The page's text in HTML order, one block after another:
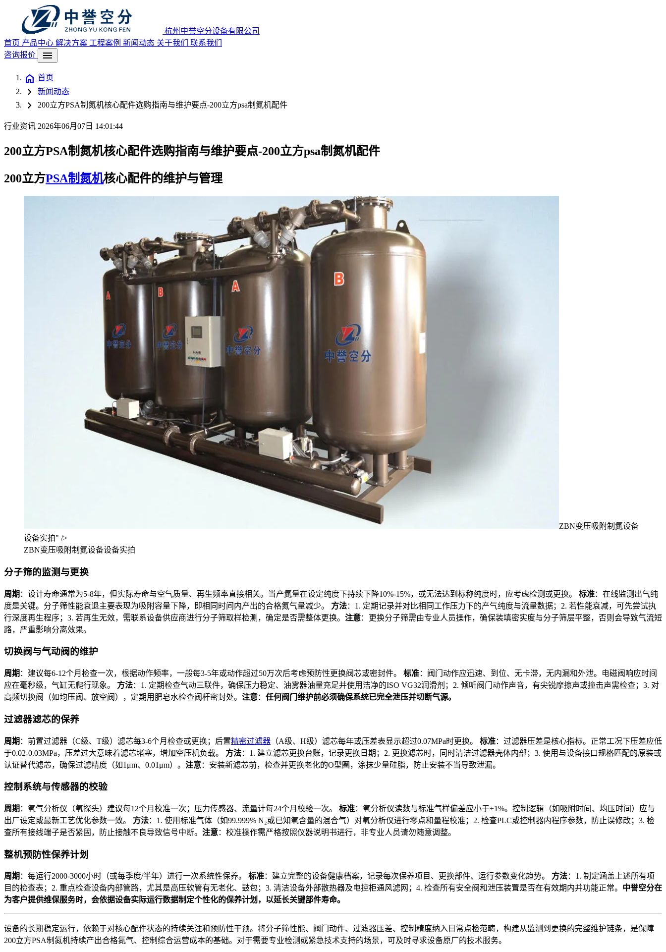
杭州中誉空分设备有限公司
首页 产品中心 解决方案 工程案例 新闻动态 关于我们 联系我们
咨询报价
menu
home 首页
chevron_right 新闻动态
chevron_right 200立方PSA制氮机核心配件选购指南与维护要点-200立方psa制氮机配件
行业资讯 2026年06月07日 14:01:44
200立方PSA制氮机核心配件选购指南与维护要点-200立方psa制氮机配件
200立方PSA制氮机核心配件的维护与管理
ZBN变压吸附制氮设备
设备实拍" />
ZBN变压吸附制氮设备设备实拍
分子筛的监测与更换
周期 ：设计寿命通常为5-8年，但实际寿命与空气质量、再生频率直接相关。当产氮量在设定纯度下持续下降10%-15%，或无法达到标称纯度时，应考虑检测或更换。 标准：在线监测出气纯
度是关键。分子筛性能衰退主要表现为吸附容量下降，即相同时间内产出的合格氮气量减少。 方法：1. 定期记录并对比相同工作压力下的产气纯度与流量数据；2. 若性能衰减，可先尝试执
行深度再生程序；3. 若再生无效，需联系设备供应商进行分子筛取样检测，确定是否需整体更换。 注意：更换分子筛需由专业人员操作，确保装填密实度与分子筛层平整，否则会导致气流短
路，严重影响分离效果。
切换阀与气动阀的维护
周期 ：建议每6-12个月检查一次，根据动作频率，一般每3-5年或动作超过50万次后考虑预防性更换阀芯或密封件。 标准：阀门动作应迅速、到位、无卡滞，无内漏和外泄。电磁阀响应时间
应在毫秒级，气缸无爬行现象。 方法：1. 定期检查气动三联件，确保压力稳定、油雾器油量充足并使用洁净的ISO VG32润滑剂；2. 倾听阀门动作声音，有尖锐摩擦声或撞击声需检查；3. 对
高频切换阀（如均压阀、放空阀），定期用肥皂水检查阀杆密封处。 注意： 任何阀门维护前必须确保系统已完全泄压并切断气源。
过滤器滤芯的保养
周期 ：前置过滤器（C级、T级）滤芯每3-6个月检查或更换；后置精密过滤器 （A级、H级）滤芯每年或压差表显示超过0.07MPa时更换。 标准：过滤器压差是核心指标。正常工况下压差应低
于0.02-0.03MPa，压差过大意味着滤芯堵塞，增加空压机负载。 方法：1. 建立滤芯更换台账，记录更换日期；2. 更换滤芯时，同时清洁过滤器壳体内部；3. 使用与设备接口规格匹配的原装或
认证替代滤芯，确保过滤精度（如1μm、0.01μm）。 注意：安装新滤芯前，检查并更换老化的O型圈，涂抹少量硅脂，防止安装不当导致泄漏。
控制系统与传感器的校验
周期 ：氧气分析仪（氧探头）建议每12个月校准一次；压力传感器、流量计每24个月校验一次。 标准：氧分析仪读数与标准气样偏差应小于±1%。控制逻辑（如吸附时间、均压时间）应与
出厂设定或最新工艺优化参数一致。 方法：1. 使用标准气体（如99.999% N₂或已知氧含量的混合气）对氧分析仪进行零点和量程校准；2. 检查PLC或控制器内程序参数，防止误修改；3. 检
查所有接线端子是否紧固，防止接触不良导致信号中断。 注意：校准操作需严格按照仪器说明书进行，非专业人员请勿随意调整。
整机预防性保养计划
周期 ：每运行2000-3000小时（或每季度/半年）进行一次系统性保养。 标准：建立完整的设备健康档案，记录每次保养项目、更换部件、运行参数变化趋势。 方法：1. 制定涵盖上述所有项
目的检查表；2. 重点检查设备内部管路，尤其是高压软管有无老化、鼓包；3. 清洁设备外部散热器及电控柜通风滤网；4. 检查所有安全阀和泄压装置是否在有效期内并功能正常。 中誉空分在
为客户提供维保服务时，会依据设备实际运行数据制定个性化的保养计划，以延长关键部件寿命。
设备的长期稳定运行，依赖于对核心配件状态的持续关注和预防性干预。将分子筛性能、阀门动作、过滤器压差、控制精度纳入日常点检范畴，构建从监测到更换的完整维护链条，是保障
200立方PSA制氮机持续产出合格氮气、控制综合运营成本的基础。对于需要专业检测或紧急技术支持的场景，可及时寻求设备原厂的技术服务。